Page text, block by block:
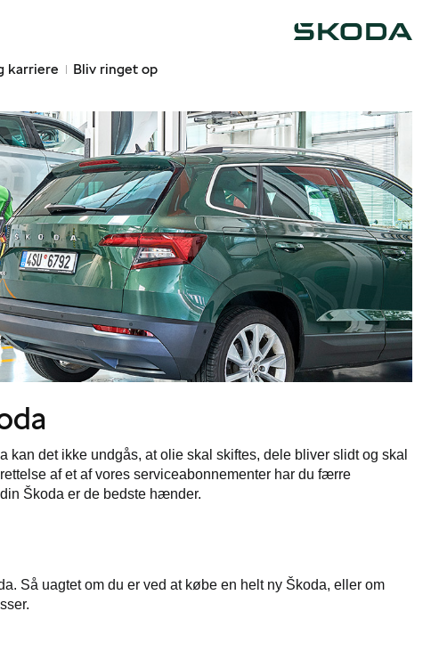
karriere Bliv ringet op
det ikke undgås, at olie skal skiftes, dele bliver slidt og skal
af et af vores serviceabonnementer har du færre
Škoda er de bedste hænder.
Så uagtet om du er ved at købe en helt ny Škoda, eller om